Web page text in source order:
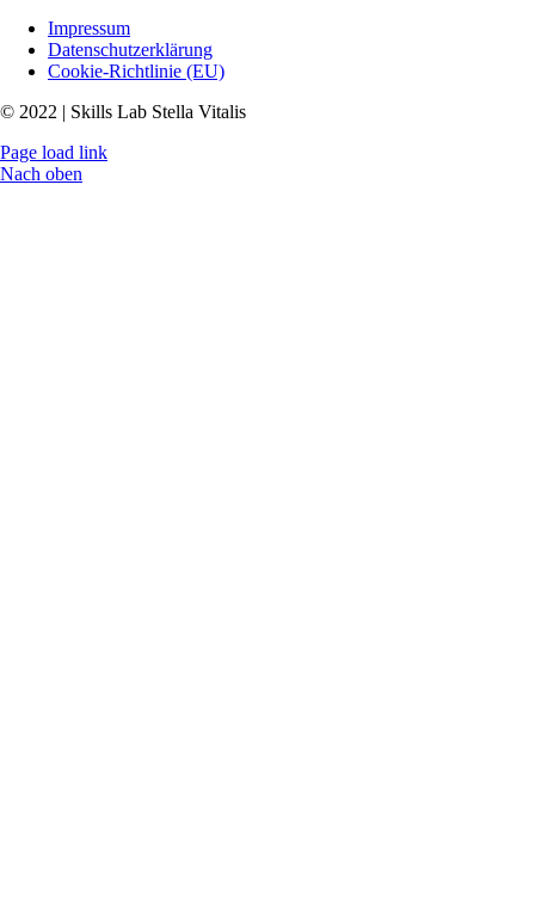
Impressum
Datenschutzerklärung
Cookie-Richtlinie (EU)
© 2022 | Skills Lab Stella Vitalis
Page load link
Nach oben